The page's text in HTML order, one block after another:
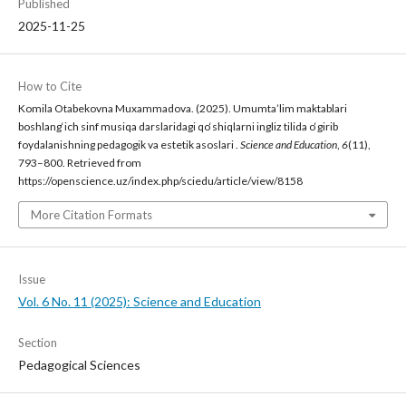
Published
2025-11-25
How to Cite
Komila Otabekovna Muxammadova. (2025). Umumta’lim maktablari
boshlang‘ich sinf musiqa darslaridagi qo‘shiqlarni ingliz tilida o‘girib
foydalanishning pedagogik va estetik asoslari . Science and Education, 6(11),
793–800. Retrieved from
https://openscience.uz/index.php/sciedu/article/view/8158
More Citation Formats
Issue
Vol. 6 No. 11 (2025): Science and Education
Section
Pedagogical Sciences